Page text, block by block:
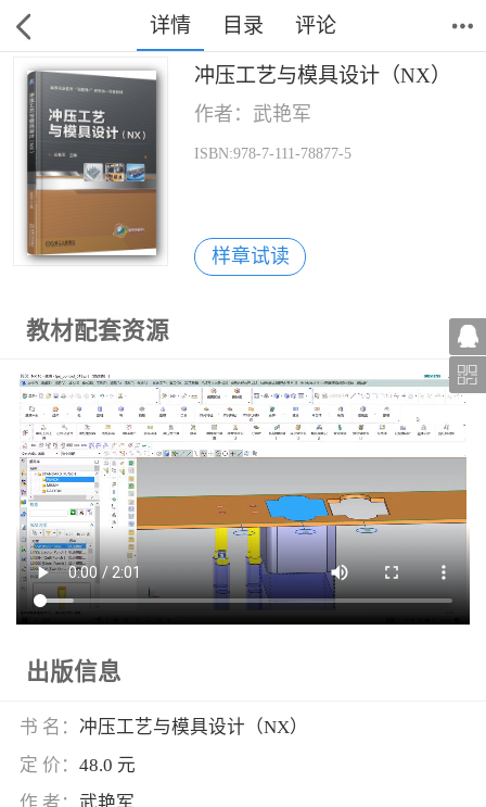
详情 目录 评论
冲压工艺与模具设计（NX）
作者：武艳军
ISBN:978-7-111-78877-5
样章试读
教材配套资源
出版信息
书 名： 冲压工艺与模具设计（NX）
定 价： 48.0 元
作 者： 武艳军